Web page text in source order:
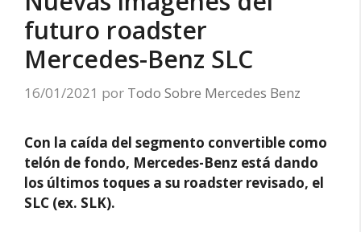
futuro roadster
Mercedes-Benz SLC
16/01/2021 por Todo Sobre Mercedes Benz
Con la caída del segmento convertible como
telón de fondo, Mercedes-Benz está dando
los últimos toques a su roadster revisado, el
SLC (ex. SLK).